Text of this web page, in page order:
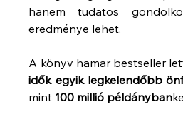
hanem tudatos
eredménye lehet.
A könyv hamar bestseller
idők egyik legkelendőbb
mint 100 millió példányban